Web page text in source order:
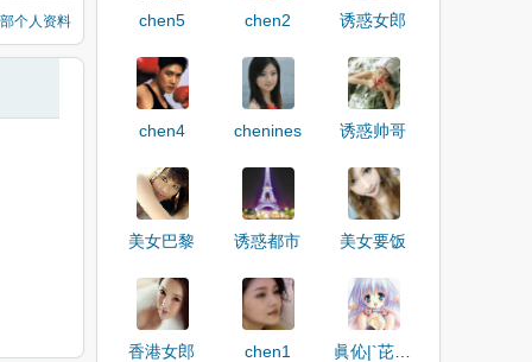
个人资料 chen5 chen2 诱惑女郎
chen4 chenines 诱惑帅哥
美女巴黎 诱惑都市 美女要饭
香港女郎 chen1 眞伈|`芘緈鍢